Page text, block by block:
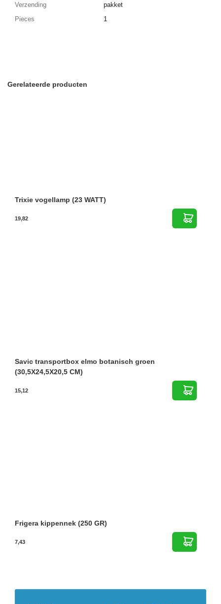
Verzending
pakket
Pieces
1
Gerelateerde producten
Trixie vogellamp (23 WATT)
19,82
Savic transportbox elmo botanisch groen
(30,5X24,5X20,5 CM)
15,12
Frigera kippennek (250 GR)
7,43